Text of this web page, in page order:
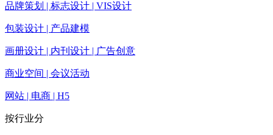
品牌策划 | 标志设计 | VIS设计
包装设计 | 产品建模
画册设计 | 内刊设计 | 广告创意
商业空间 | 会议活动
网站 | 电商 | H5
按行业分